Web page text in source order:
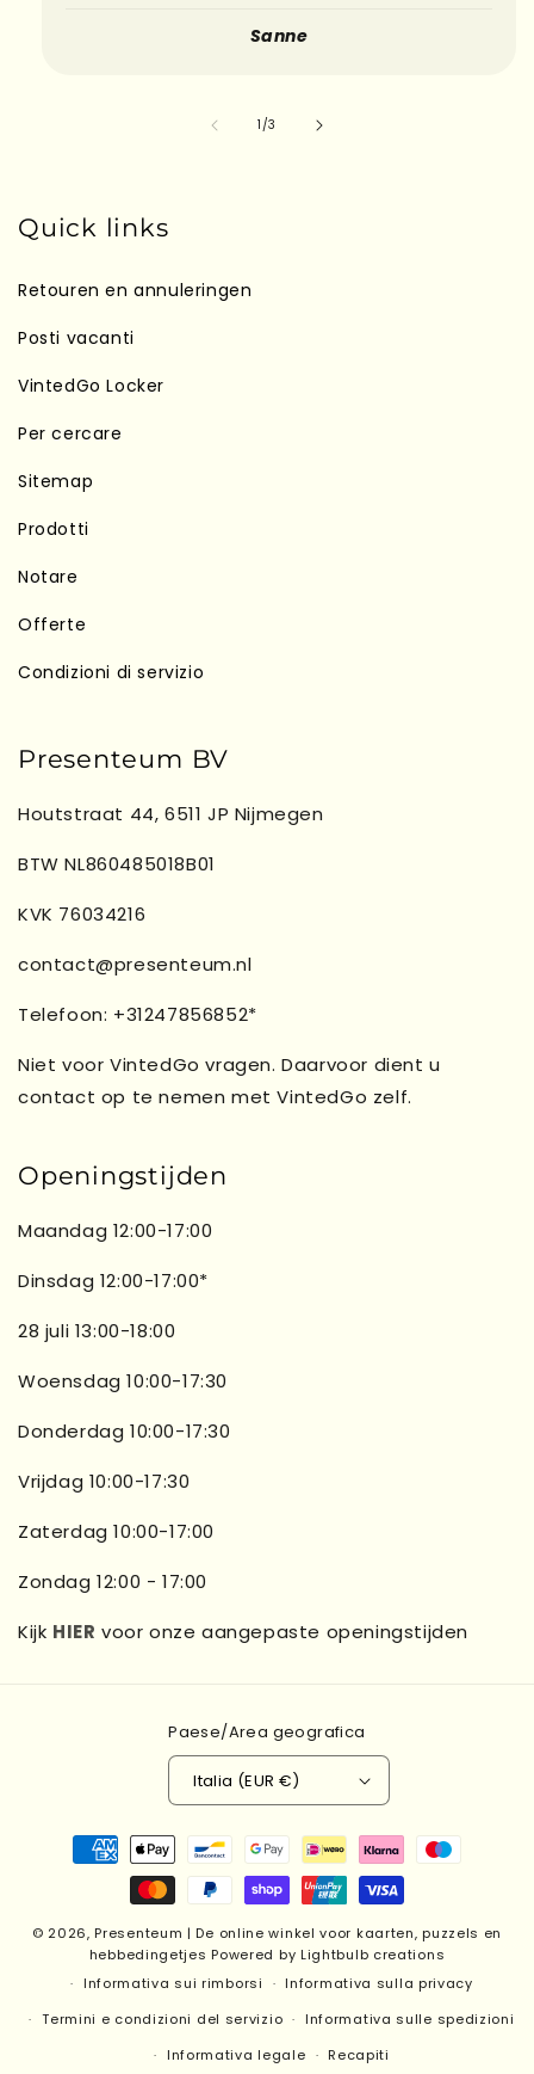
Sanne
1/su
3
Quick links
Retouren en annuleringen
Posti vacanti
VintedGo Locker
Per cercare
Sitemap
Prodotti
Notare
Offerte
Condizioni di servizio
Presenteum BV
Houtstraat 44, 6511 JP Nijmegen
BTW NL860485018B01
KVK 76034216
contact@presenteum.nl
Telefoon: +31247856852*
Niet voor VintedGo vragen. Daarvoor dient u
contact op te nemen met VintedGo zelf.
Openingstijden
Maandag 12:00-17:00
Dinsdag 12:00-17:00*
28 juli 13:00-18:00
Woensdag 10:00-17:30
Donderdag 10:00-17:30
Vrijdag 10:00-17:30
Zaterdag 10:00-17:00
Zondag 12:00 - 17:00
Kijk HIER voor onze aangepaste openingstijden
Paese/Area geografica
Italia (EUR €)
Metodi
pagamento
© 2026, Presenteum | De online winkel voor kaarten, puzzels en
hebbedingetjes Powered by Lightbulb creations
Informativa sui rimborsi
Informativa sulla privacy
Termini e condizioni del servizio
Informativa sulle spedizioni
Informativa legale
Recapiti